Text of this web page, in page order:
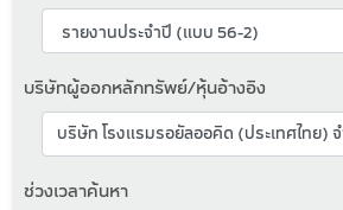
บริษัทผู้ออกหลักทรัพย์/หุ้นอ้างอิง
ช่วงเวลาค้นหา